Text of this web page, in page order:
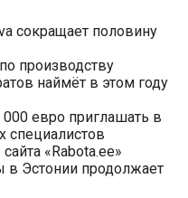
сокращает половину
производству
наймёт в этом году
000 евро приглашать в
специалистов
«Rabota.ee»
в Эстонии продолжает